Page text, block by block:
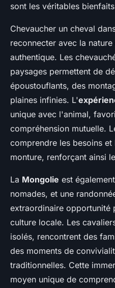
sont les véritables
Chevaucher un cheval
reconnecter avec la
authentique. Les
paysages permettent de
époustouflants, des
plaines infinies. L'
unique avec l'animal,
compréhension mutuelle.
comprendre les besoins
monture, renforçant ainsi
La Mongolie est
nomades, et une
extraordinaire opportunité
culture locale. Les
isolés, rencontrent des
des moments de
traditionnelles. Cette
moyen unique de